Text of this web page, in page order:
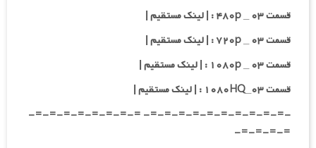
قسمت ۰۳ _ ۴۸۰p : | لینک مستقیم |
قسمت ۰۳ _ ۷۲۰p : | لینک مستقیم |
قسمت ۰۳ _ ۱۰۸۰p : | لینک مستقیم |
قسمت ۰۳_۱۰۸۰HQ : | لینک مستقیم |
-=-=-=-=-=-=-=-=-=-=- =-=-=-=-=-=-=-=-
=-=-=-=-